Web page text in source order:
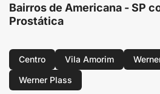
Bairros de Americana - SP
Prostática
Centro Vila Amorim
Werner Plass